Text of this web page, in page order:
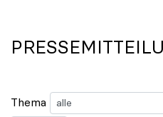
Thema